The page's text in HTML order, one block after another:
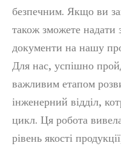
безпечним. Якщо ви
також зможете надати
документи на нашу
Для нас, успішно
важливим етапом
інженерний відділ,
цикл. Ця робота
рівень якості